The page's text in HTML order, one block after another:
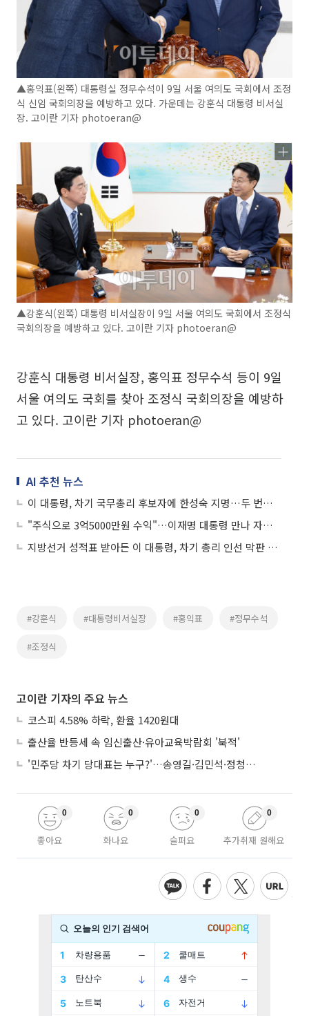
▲홍익표(왼쪽) 대통령실 정무수석이 9일 서울 여의도 국회에서 조정
식 신임 국회의장을 예방하고 있다. 가운데는 강훈식 대통령 비서실
장. 고이란 기자 photoeran@
▲강훈식(왼쪽) 대통령 비서실장이 9일 서울 여의도 국회에서 조정식
국회의장을 예방하고 있다. 고이란 기자 photoeran@
강훈식 대통령 비서실장, 홍익표 정무수석 등이 9일
서울 여의도 국회를 찾아 조정식 국회의장을 예방하
고 있다. 고이란 기자 photoeran@
AI 추천 뉴스
이 대통령, 차기 국무총리 후보자에 한성숙 지명…두 번째 여성총리
"주식으로 3억5000만원 수익"…이재명 대통령 만나 자랑한 시장 상인
지방선거 성적표 받아든 이 대통령, 차기 총리 인선 막판 고심
#강훈식 #대통령비서실장 #홍익표 #정무수석
#조정식
고이란 기자의 주요 뉴스
코스피 4.58% 하락, 환율 1420원대
출산율 반등세 속 임신출산·유아교육박람회 '북적'
'민주당 차기 당대표는 누구?'…송영길·김민석·정청래 토론회
좋아요
0
화나요
0
슬퍼요
0
추가취재 원해요
0